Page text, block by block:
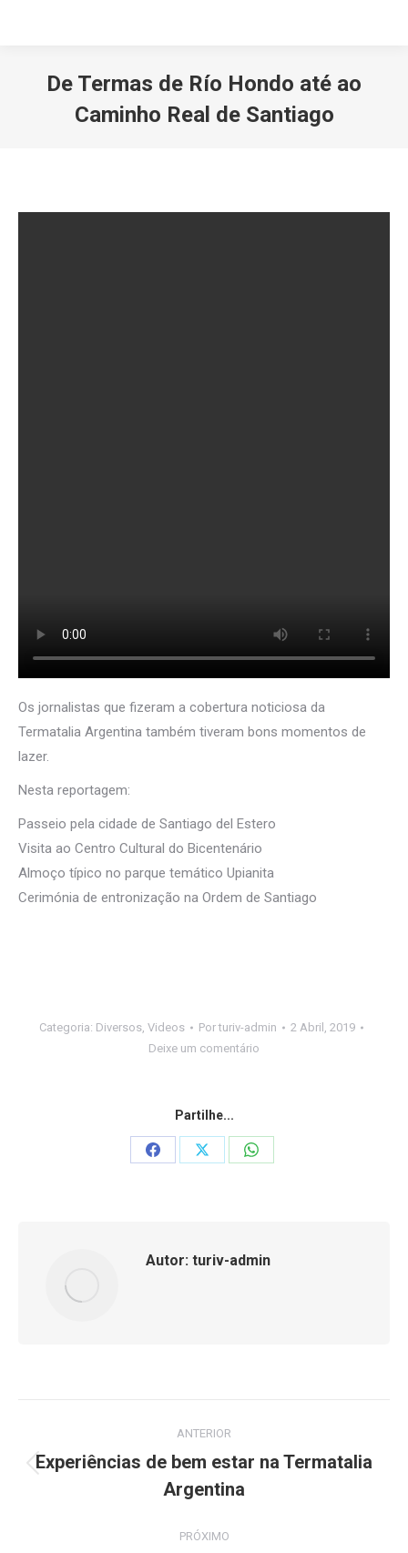
De Termas de Río Hondo até ao
Caminho Real de Santiago
Os jornalistas que fizeram a cobertura noticiosa da
Termatalia Argentina também tiveram bons momentos de
lazer.
Nesta reportagem:
Passeio pela cidade de Santiago del Estero
Visita ao Centro Cultural do Bicentenário
Almoço típico no parque temático Upianita
Cerimónia de entronização na Ordem de Santiago
Categoria: Diversos, Videos Porturiv-admin
2 Abril, 2019
Deixe um comentário
Partilhe...
Share
Share
Share
Autor: turiv-admin
de
ANTERIOR
Post
anterior:
Experiências de bem estar na Termatalia
Argentina
PRÓXIMO